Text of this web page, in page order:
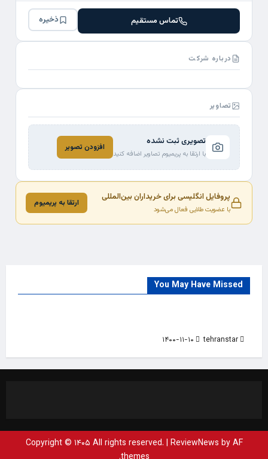
تماس مستقیم ذخیره
درباره شرکت
تصاویر
تصویری ثبت نشده
با ارتقا به پریمیوم تصاویر اضافه کنید
افزودن تصویر
پروفایل انگلیسی برای خریداران بین‌المللی
با عضویت طلایی فعال می‌شود
ارتقا به پریمیوم
You May Have Missed
Countries
India
Trade Source
tehranstar
Copyright © ۱۴۰۵ All rights reserved. | ReviewNews by AF